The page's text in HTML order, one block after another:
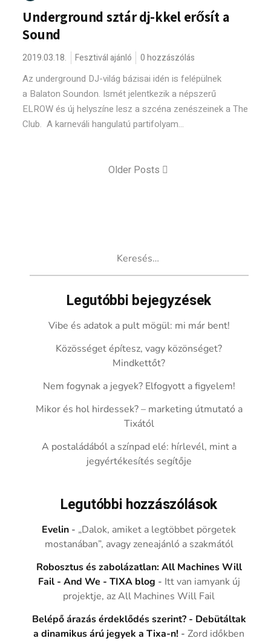
Underground sztár dj-kkel erősít a
Sound
2019.03.18. Fesztivál ajánló 0 hozzászólás
Az underground DJ-világ bázisai idén is felépülnek
a Balaton Soundon. Ismét jelentkezik a népszerű
ELROW és új helyszíne lesz a szcéna zenészeinek a The
Club. A karneváli hangulatú partifolyam...
Older Posts
Legutóbbi bejegyzések
Vibe és adatok a pult mögül: mi már bent!
Közösséget építesz, vagy közönséget?
Mindkettőt?
Nem fogynak a jegyek? Elfogyott a figyelem!
Mikor és hol hirdessek? – marketing útmutató a
Tixától
A postaládából a színpad elé: hírlevél, mint a
jegyértékesítés segítője
Legutóbbi hozzászólások
Evelin - „Dalok, amiket a legtöbbet pörgetek
mostanában”, avagy zeneajánló a szakmától
Robosztus és zabolázatlan: All Machines Will
Fail - And We - TIXA blog - Itt van iamyank új
projektje, az All Machines Will Fail
Belépő árazás érdeklődés szerint? - Debütáltak
a dinamikus árú jegyek a Tixa-n! -Zord időkben